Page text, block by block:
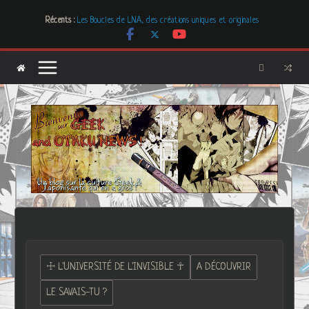
Récents :
Mr. & Mrs. Smith
Les Boucles de LNA, des créations uniques et originales
# Cher GON #01 – juillet 2026
☩ L'UNIVERSITÉ DE L'INVISIBLE ☥ A DÉCOUVRIR
LE SAVAIS-TU ?